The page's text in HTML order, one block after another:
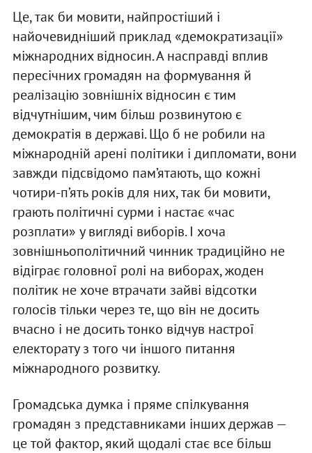
Це, так би мовити, найпростіший і
найочевидніший прик­лад «демократизації»
міжнародних відносин. А насправді вплив
пересічних громадян на формування й
реалізацію зовнішніх відносин є тим
відчутнішим, чим більш розвинутою є
демократія в державі. Що б не робили на
міжнародній арені політики і дипломати, вони
завжди підсвідомо пам’ятають, що кожні
чотири-п’ять років для них, так би мовити,
грають політичні сурми і настає «час
розплати» у вигляді виборів. І хоча
зовнішньополітичний чинник традиційно не
відіграє головної ролі на виборах, жоден
політик не хоче втрачати зайві відсотки
голосів тільки через те, що він не досить
вчасно і не досить тонко відчув настрої
електорату з того чи іншого питання
міжнародного розвитку.
Громадська думка і пряме спілкування
громадян з представниками інших держав —
це той фактор, який щодалі стає все більш